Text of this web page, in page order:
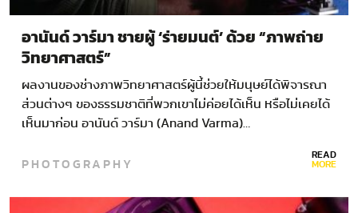
อานันด์ วาร์มา ชายผู้ ‘ร่ายมนต์’ ด้วย “ภาพถ่าย
วิทยาศาสตร์”
ผลงานของช่างภาพวิทยาศาสตร์ผู้นี้ช่วยให้มนุษย์ได้พิจารณา
ส่วนต่างๆ ของธรรมชาติที่พวกเขาไม่ค่อยได้เห็น หรือไม่เคยได้
เห็นมาก่อน อานันด์ วาร์มา (Anand Varma)…
PHOTOGRAPHY READ
MORE